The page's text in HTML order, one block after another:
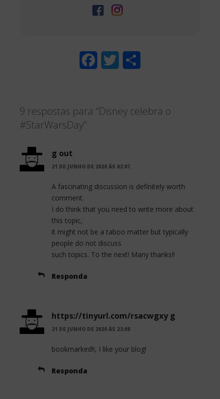
e
o
k
t
r
r
9 respostas para “Disney celebra o
#StarWarsDay”
g out
21 DE JUNHO DE 2020 ÀS 02:07
A fascinating discussion is definitely worth
comment.
I do think that you need to write more about
this topic,
it might not be a taboo matter but typically
people do not discuss
such topics. To the next! Many thanks!!
Responda
https://tinyurl.com/rsacwgxy g
21 DE JUNHO DE 2020 ÀS 23:08
bookmarked!!, I like your blog!
Responda